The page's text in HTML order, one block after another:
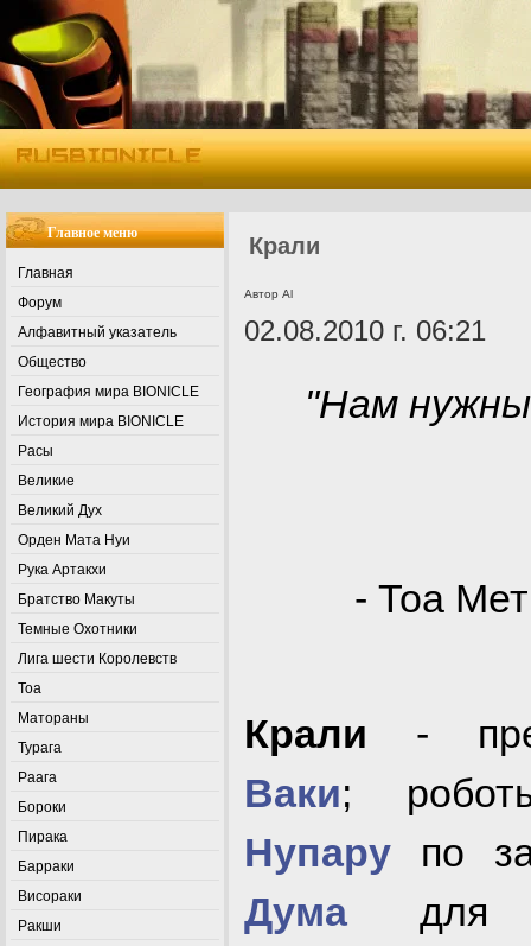
Главное меню
Главная
Форум
Алфавитный указатель
Общество
География мира BIONICLE
История мира BIONICLE
Расы
Великие
Великий Дух
Орден Мата Нуи
Рука Артакхи
Братство Макуты
Темные Охотники
Лига шести Королевств
Тоа
Матораны
Турага
Раага
Бороки
Пирака
Барраки
Висораки
Ракши
Крали
Автор Al
02.08.2010 г. 06:21
"Нам
- Тоа
Крали -
Ваки;
Нупару по
Дума для